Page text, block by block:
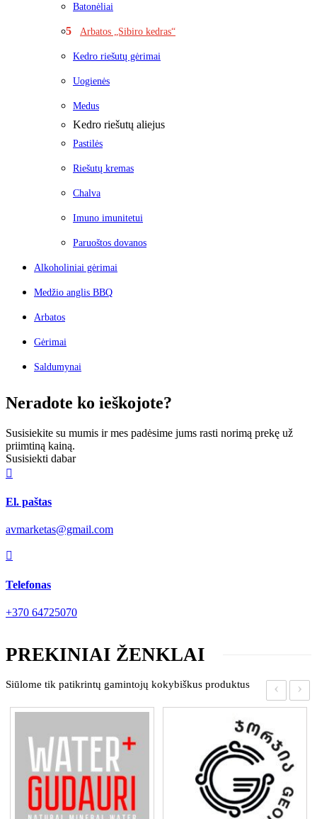
Batonėliai
Arbatos „Sibiro kedras“
Kedro riešutų gėrimai
Uogienės
Medus
Kedro riešutų aliejus
Pastilės
Riešutų kremas
Chalva
Imuno imunitetui
Paruoštos dovanos
Alkoholiniai gėrimai
Medžio anglis BBQ
Arbatos
Gėrimai
Saldumynai
Neradote ko ieškojote?
Susisiekite su mumis ir mes padėsime jums rasti norimą prekę už
priimtiną kainą.
Susisiekti dabar

El. paštas
avmarketas@gmail.com

Telefonas
+370 64725070
PREKINIAI ŽENKLAI
Siūlome tik patikrintų gamintojų kokybiškus produktus ‹ ›